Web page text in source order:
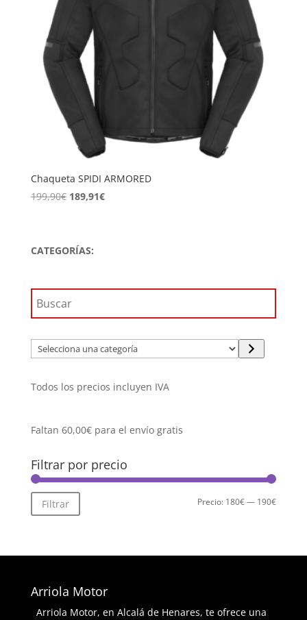
Chaqueta SPIDI ARMORED
199,90€ El
era:
189,91€El
CATEGORÍAS:
Selecciona
una
Todos los precios incluyen IVA
Faltan 60,00€para el envío gratis
Filtrar por precio
Precio
Precio
Filtrar Precio: 180€— 190€
Arriola Motor
Arriola Motor, en Alcalá de Henares, te ofrece una